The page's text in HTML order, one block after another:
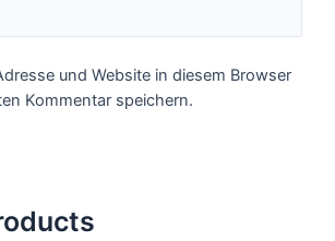
und Website in diesem Browser
Kommentar speichern.